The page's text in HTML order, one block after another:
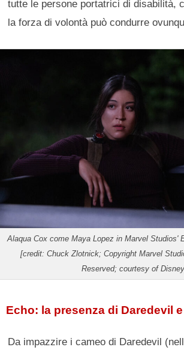
tutte le persone portatrici di disabilità,
la forza di volontà può condurre
Alaqua Cox come Maya Lopez in Marvel Studios'
[credit: Chuck Zlotnick; Copyright Marvel
Reserved; courtesy of
Echo: la presenza di Daredevil
Da impazzire i cameo di Daredevil